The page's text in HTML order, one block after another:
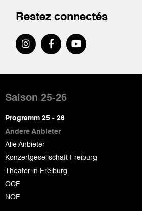
Restez connectés
de
page
Saison 25-26
Programm 25 - 26
Andere Anbieter
Alle Anbieter
Konzertgesellschaft Freiburg
Theater in Freiburg
OCF
NOF